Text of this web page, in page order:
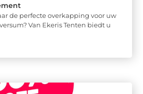
de perfecte overkapping voor uw
Van Ekeris Tenten biedt u